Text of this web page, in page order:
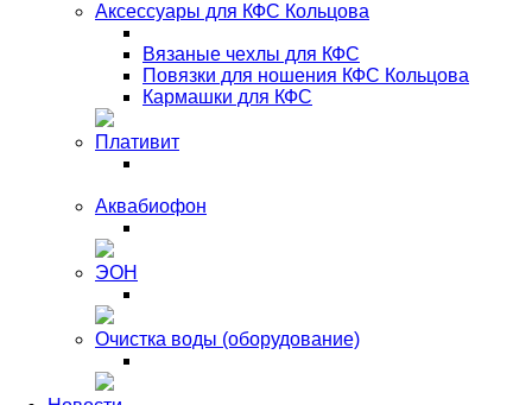
Аксессуары для КФС Кольцова
Вязаные чехлы для КФС
Повязки для ношения КФС Кольцова
Кармашки для КФС
Плативит
Аквабиофон
ЭОН
Очистка воды (оборудование)